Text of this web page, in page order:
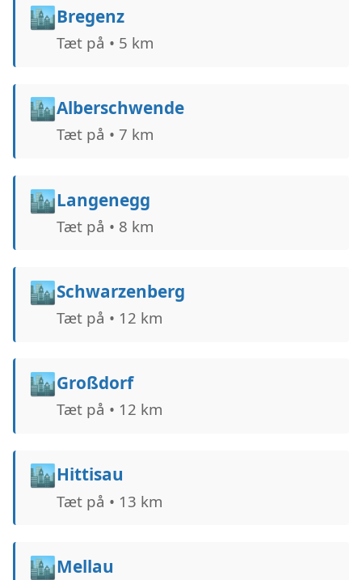
🏙️Bregenz
Tæt på • 5 km
🏙️Alberschwende
Tæt på • 7 km
🏙️Langenegg
Tæt på • 8 km
🏙️Schwarzenberg
Tæt på • 12 km
🏙️Großdorf
Tæt på • 12 km
🏙️Hittisau
Tæt på • 13 km
🏙️Mellau